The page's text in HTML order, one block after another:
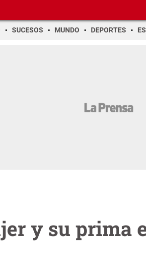
SUCESOS MUNDO DEPORTES
y su prima